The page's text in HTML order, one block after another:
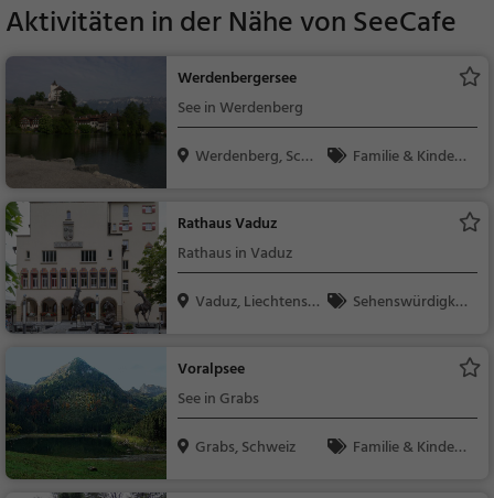
Aktivitäten in der Nähe vonSeeCafe
Werdenbergersee
See in Werdenberg
Werdenberg, Sch
Familie & Kinder,
Rathaus Vaduz
Rathaus in Vaduz
Vaduz, Liechtenste
Sehenswürdigkei
Voralpsee
See in Grabs
Grabs, Schweiz
Familie & Kinder,